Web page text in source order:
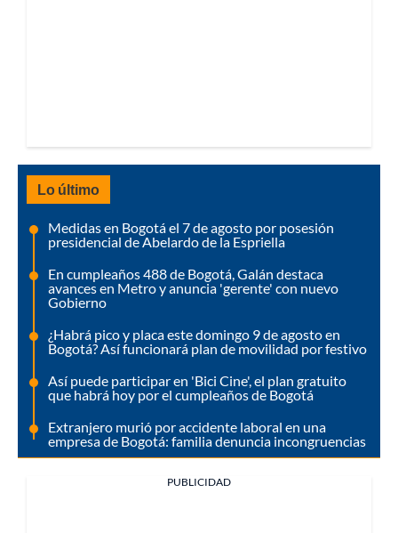
Lo último
Medidas en Bogotá el 7 de agosto por posesión
presidencial de Abelardo de la Espriella
En cumpleaños 488 de Bogotá, Galán destaca
avances en Metro y anuncia 'gerente' con nuevo
Gobierno
¿Habrá pico y placa este domingo 9 de agosto en
Bogotá? Así funcionará plan de movilidad por festivo
Así puede participar en 'Bici Cine', el plan gratuito
que habrá hoy por el cumpleaños de Bogotá
Extranjero murió por accidente laboral en una
empresa de Bogotá: familia denuncia incongruencias
PUBLICIDAD